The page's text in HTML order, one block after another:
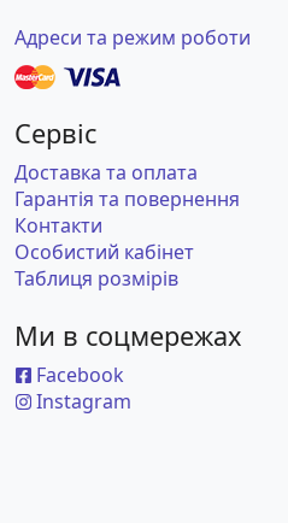
Адреси та режим роботи
Сервіс
Доставка та оплата
Гарантія та повернення
Контакти
Особистий кабінет
Таблиця розмірів
Ми в соцмережах
Facebook
Instagram